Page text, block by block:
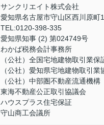
サンクリエイト株式会社
愛知県名古屋市守山区西川原町
TEL:0120-398-335
愛知県知事 (2) 第024749号
わかば税務会計事務所
（公社）全国宅地建物取引業保
（公社）愛知県宅地建物取引業
（公社）中部圏不動産流通機構
東海不動産公正取引協議会
ハウスプラス住宅保証
守山商工会議所